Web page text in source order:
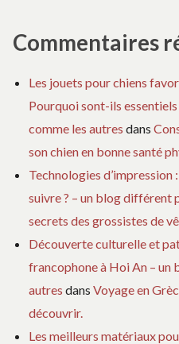
Commentaires
Les jouets pour chiens
Pourquoi sont-ils
comme les autres dans
son chien en bonne santé
Technologies d’impression
suivre ? – un blog différent
secrets des grossistes de
Découverte culturelle et
francophone à Hoi An – un
autres dans Voyage en
découvrir.
Les meilleurs matériaux